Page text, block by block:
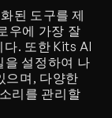
된 도구를 제
우에 가장 잘
다. 또한 Kits AI
을 설정하여 나
으며, 다양한
리를 관리할